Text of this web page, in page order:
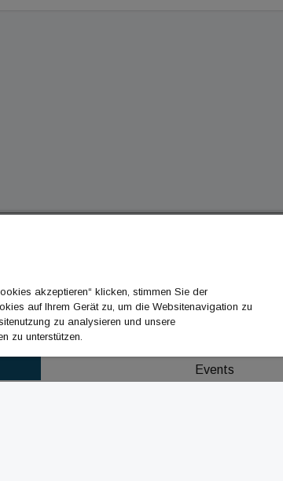
BUILDINGTIMES
Events
akzeptieren“ klicken, stimmen Sie der
auf Ihrem Gerät zu, um die Websitenavigation zu
zu analysieren und unsere
zu unterstützen.